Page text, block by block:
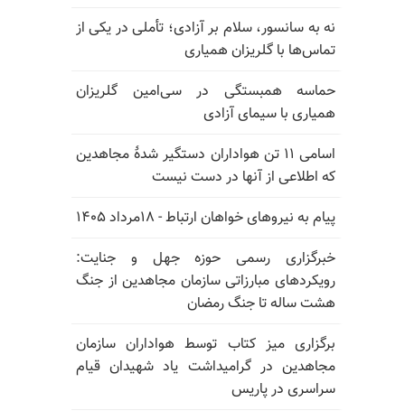
نه به سانسور، سلام بر آزادی؛ تأملی در یکی از
تماس‌ها با گلریزان همیاری
حماسه همبستگی در سی‌امین گلریزان
همیاری با سیمای آزادی
اسامی ۱۱ تن هواداران دستگیر شدهٔ مجاهدین
که اطلاعی از آنها در دست نیست
پیام به نیروهای خواهان ارتباط - ۱۸مرداد ۱۴۰۵
خبرگزاری رسمی حوزه جهل و جنایت:
رویکردهای مبارزاتی سازمان مجاهدین از جنگ
هشت ساله تا جنگ رمضان
برگزاری میز کتاب توسط هواداران سازمان
مجاهدین در گرامیداشت یاد شهیدان قیام
سراسری در پاریس